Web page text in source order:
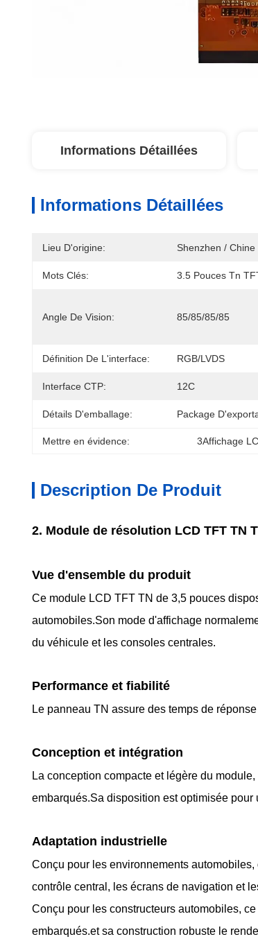
Informations Détaillées
Informations Détaillées
Lieu D'origine: Shenzhen / Chine
Mots Clés: 3.5 Pouces Tn
Angle De Vision: 85/85/85/85
Définition De L'interface: RGB/LVDS
Interface CTP: 12C
Détails D'emballage: Package
Mettre en évidence: 3Affichage
Description De Produit
2. Module de résolution LCD TFT TN
Vue d'ensemble du produit
Ce module LCD TFT TN de 3,5 pouces
automobiles.Son mode d'affichage
du véhicule et les consoles centrales.
Performance et fiabilité
Le panneau TN assure des temps de
Conception et intégration
La conception compacte et légère du
embarqués.Sa disposition est optimisée
Adaptation industrielle
Conçu pour les environnements
contrôle central, les écrans de navigation et
Conçu pour les constructeurs automobiles,
embarqués.et sa construction robuste le